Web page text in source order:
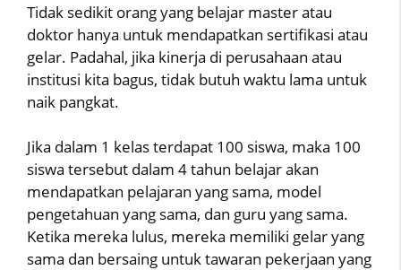
Tidak sedikit orang yang belajar master atau
doktor hanya untuk mendapatkan sertifikasi atau
gelar. Padahal, jika kinerja di perusahaan atau
institusi kita bagus, tidak butuh waktu lama untuk
naik pangkat.
Jika dalam 1 kelas terdapat 100 siswa, maka 100
siswa tersebut dalam 4 tahun belajar akan
mendapatkan pelajaran yang sama, model
pengetahuan yang sama, dan guru yang sama.
Ketika mereka lulus, mereka memiliki gelar yang
sama dan bersaing untuk tawaran pekerjaan yang